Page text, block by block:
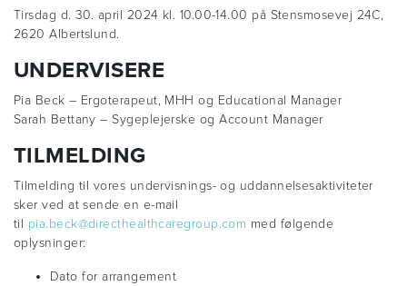
Tirsdag d. 30. april 2024 kl. 10.00-14.00 på Stensmosevej 24C,
2620 Albertslund.
UNDERVISERE
Pia Beck – Ergoterapeut, MHH og Educational Manager
Sarah Bettany – Sygeplejerske og Account Manager
TILMELDING
Tilmelding til vores undervisnings- og uddannelsesaktiviteter
sker ved at sende en e-mail
til pia.beck@directhealthcaregroup.com med følgende
oplysninger:
Dato for arrangement